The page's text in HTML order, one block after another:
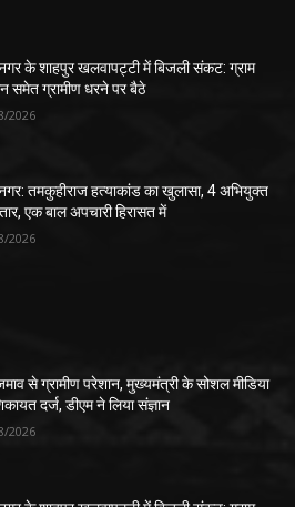
के शाहपुर खलवापट्टी में बिजली संकट: ग्राम
समेत ग्रामीण धरने पर बैठे
2026
तमकुहीराज हत्याकांड का खुलासा, 4 अभियुक्त
एक बाल अपचारी हिरासत में
2026
से ग्रामीण परेशान, मुख्यमंत्री के सोशल मीडिया
दर्ज, डीएम ने लिया संज्ञान
2026